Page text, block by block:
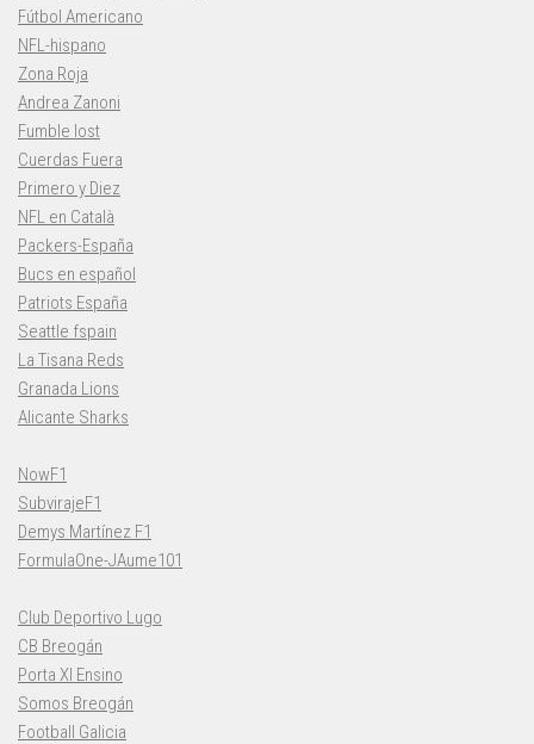
Fútbol Americano
NFL-hispano
Zona Roja
Andrea Zanoni
Fumble lost
Cuerdas Fuera
Primero y Diez
NFL en Català
Packers-España
Bucs en español
Patriots España
Seattle fspain
La Tisana Reds
Granada Lions
Alicante Sharks
NowF1
SubvirajeF1
Demys Martínez F1
FormulaOne-JAume101
Club Deportivo Lugo
CB Breogán
Porta XI Ensino
Somos Breogán
Football Galicia